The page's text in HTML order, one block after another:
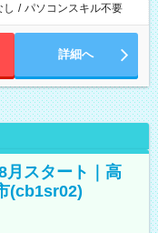
し / パソコンスキル不要
詳細へ
月スタート｜高
(cb1sr02)